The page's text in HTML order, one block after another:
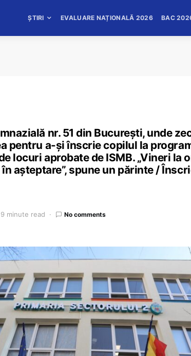
ȘTIRI EVALUARE NAȚIONALĂ 2026 BAC
nr. 51 din București, unde
pentru a-și înscrie copilul la
locuri aprobate de ISMB. „Vineri la
așteptare”, spune un părinte /
9 minute read No comments